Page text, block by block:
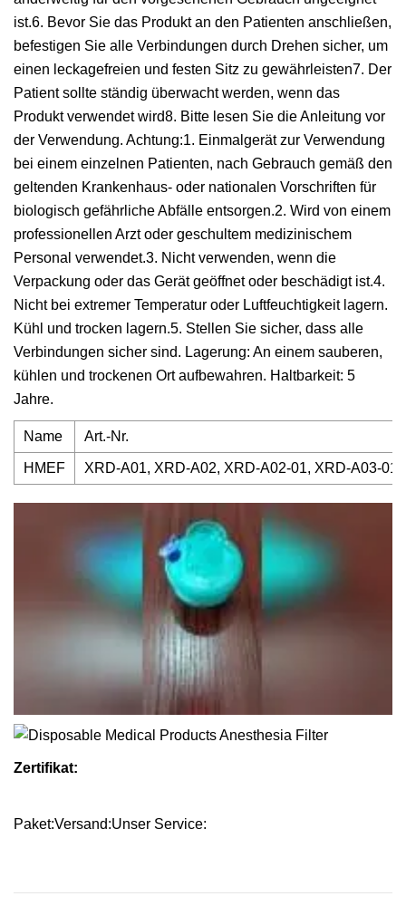
ist.6. Bevor Sie das Produkt an den Patienten anschließen,
befestigen Sie alle Verbindungen durch Drehen sicher, um
einen leckagefreien und festen Sitz zu gewährleisten7. Der
Patient sollte ständig überwacht werden, wenn das
Produkt verwendet wird8. Bitte lesen Sie die Anleitung vor
der Verwendung. Achtung:1. Einmalgerät zur Verwendung
bei einem einzelnen Patienten, nach Gebrauch gemäß den
geltenden Krankenhaus- oder nationalen Vorschriften für
biologisch gefährliche Abfälle entsorgen.2. Wird von einem
professionellen Arzt oder geschultem medizinischem
Personal verwendet.3. Nicht verwenden, wenn die
Verpackung oder das Gerät geöffnet oder beschädigt ist.4.
Nicht bei extremer Temperatur oder Luftfeuchtigkeit lagern.
Kühl und trocken lagern.5. Stellen Sie sicher, dass alle
Verbindungen sicher sind. Lagerung: An einem sauberen,
kühlen und trockenen Ort aufbewahren. Haltbarkeit: 5
Jahre.
Name Art.-Nr.
HMEF XRD-A01, XRD-A02, XRD-A02-01, XRD-A03-
Zertifikat:
Paket:Versand:Unser Service: